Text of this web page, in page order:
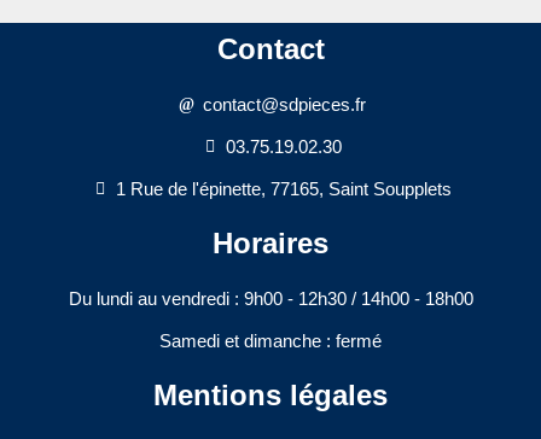
Contact
contact@sdpieces.fr
03.75.19.02.30
1 Rue de l'épinette, 77165, Saint Soupplets
Horaires
Du lundi au vendredi : 9h00 - 12h30 / 14h00 - 18h00​
Samedi et dimanche : fermé
Mentions légales